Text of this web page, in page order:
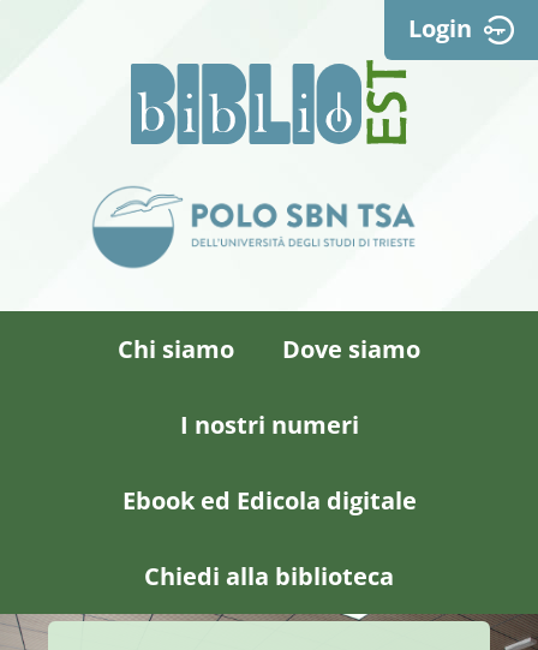
Login
Chi siamo Dove siamo
I nostri numeri
Ebook ed Edicola digitale
Chiedi alla biblioteca